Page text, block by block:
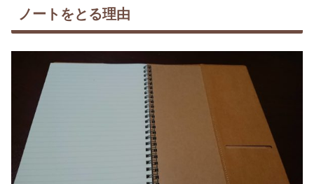
ノートをとる理由